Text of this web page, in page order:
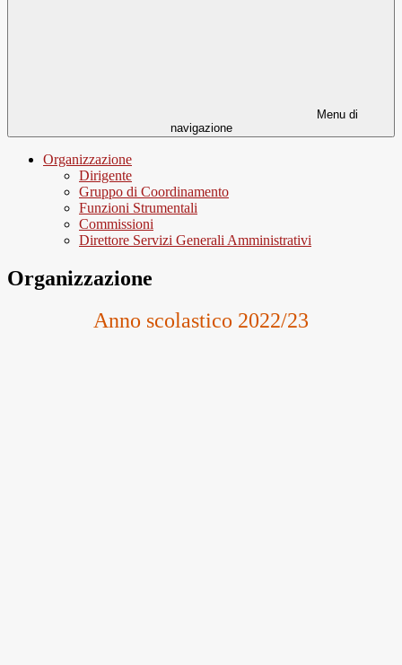
Menu di
navigazione
Organizzazione
Dirigente
Gruppo di Coordinamento
Funzioni Strumentali
Commissioni
Direttore Servizi Generali Amministrativi
Organizzazione
Anno scolastico 2022/23